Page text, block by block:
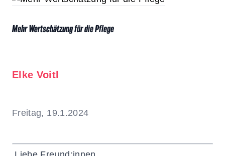
Mehr Wertschätzung für die Pflege
Elke Voitl
Freitag, 19.1.2024